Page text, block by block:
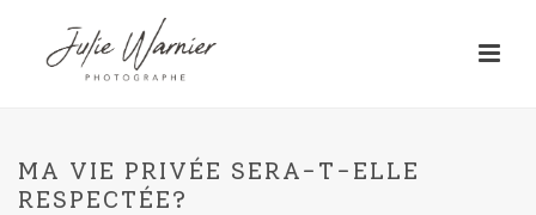
MA VIE PRIVÉE SERA-T-ELLE
RESPECTÉE?